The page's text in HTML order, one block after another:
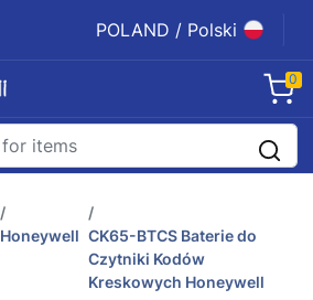
POLAND / Polski
0
Honeywell CK65-BTCS Baterie do
Czytniki Kodów
Kreskowych Honeywell